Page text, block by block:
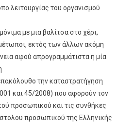
λειτουργίας του οργανισμού
με μια βαλίτσα στο χέρι,
εκτός των άλλων ακόμη
αφού απρογραμμάτιστα η μία
την καταστρατήγηση
και 45/2008) που αφορούν τον
προσωπικού και τις συνθήκες
προσωπικού της Ελληνικής